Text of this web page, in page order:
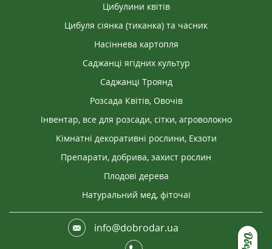
Цибулини квітів
Цибуля сіянка (тиканка) та часник
Насіннева картопля
Саджанці ягідних культур
Саджанці Троянд
Розсада Квітів, Овочів
Інвентар, все для розсади, сітки, агроволокно
Кімнатні декоративні рослини, Екзоти
Препарати, добрива, захист рослин
Плодові дерева
Натуральний мед, фіточаї
info@dobrodar.ua